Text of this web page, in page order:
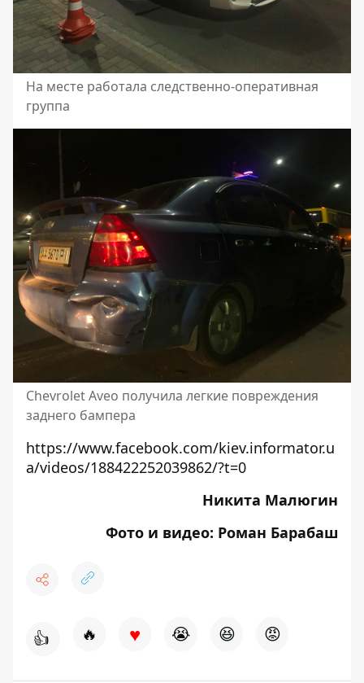
На месте работала следственно-оперативная
группа
Chevrolet Aveo получила легкие повреждения
заднего бампера
https://www.facebook.com/kiev.informator.u
a/videos/188422252039862/?t=0
Никита Малюгин
Фото и видео: Роман Барабаш
👍 🔥 ♥ 😭 😆 😡